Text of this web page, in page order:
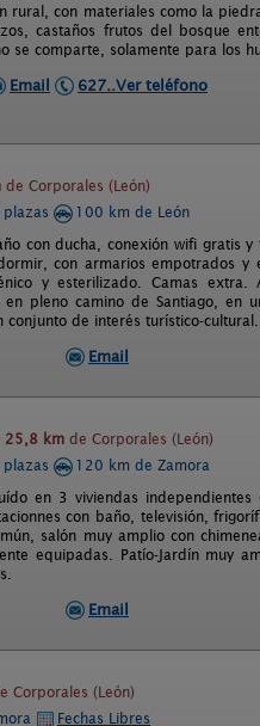
rural, con materiales como la
castaños frutos del bosque
se comparte, solamente para los
Email
627..Ver teléfono
de Corporales (León)
100 km de León
con ducha, conexión wifi gratis
con armarios empotrados
y esterilizado. Camas extra.
pleno camino de Santiago, en
de interés turístico-cultural.
Email
25,8 km de Corporales (León)
120 km de Zamora
en 3 viviendas
con baño, televisión,
salón muy amplio con
equipadas. Patío-Jardín muy
Email
Corporales (León)
Fechas Libres